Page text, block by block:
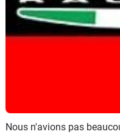
Nous n'avions pas